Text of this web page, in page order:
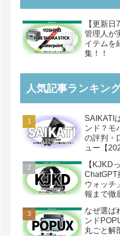
【更新
管理人が
イテムを
集！！
人気記事ランキン
SAIKATI
ンド？モ
の評判・
ュー【
【KJKD
ChatGPT
ウォッチ
報まで徹
なぜ選ば
ンド
丸ごと解